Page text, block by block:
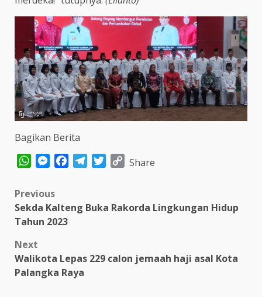
Bagikan Berita
WhatsAppMessenger
FacebookTelegram
TwitterCopy
Share
Post
navigation
Previous
Sekda Kalteng Buka Rakorda Lingkungan Hidup
Tahun 2023
Next
Walikota Lepas 229 calon jemaah haji asal Kota
Palangka Raya